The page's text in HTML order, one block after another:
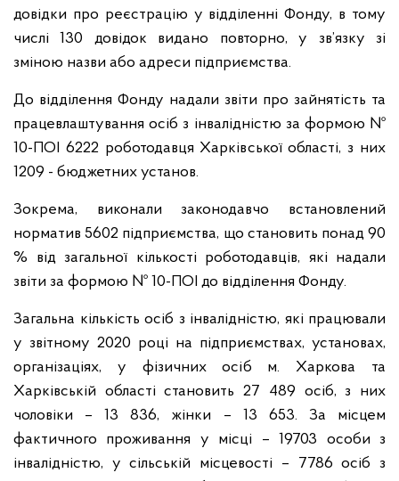
довідки про реєстрацію у відділенні Фонду, в тому
числі 130 довідок видано повторно, у зв’язку зі
зміною назви або адреси підприємства.
До відділення Фонду надали звіти про зайнятість та
працевлаштування осіб з інвалідністю за формою №
10-ПОІ 6222 роботодавця Харківської області, з них
1209 - бюджетних установ.
Зокрема, виконали законодавчо встановлений
норматив 5602 підприємства, що становить понад 90
% від загальної кількості роботодавців, які надали
звіти за формою № 10-ПОІ до відділення Фонду.
Загальна кількість осіб з інвалідністю, які працювали
у звітному 2020 році на підприємствах, установах,
організаціях, у фізичних осіб м. Харкова та
Харківській області становить 27 489 осіб, з них
чоловіки – 13 836, жінки – 13 653. За місцем
фактичного проживання у місці – 19703 особи з
інвалідністю, у сільській місцевості – 7786 осіб з